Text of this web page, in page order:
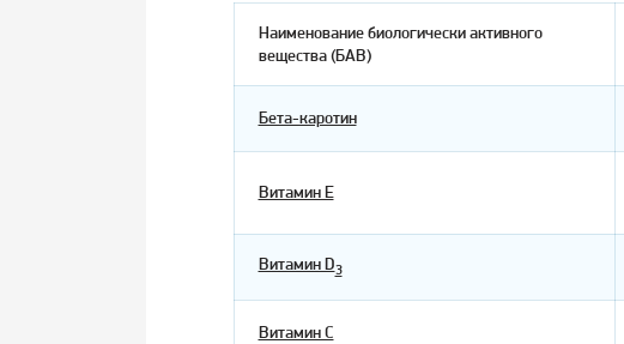
Наименование биологически активного
вещества (БАВ)
Бета-каротин
Витамин Е
Витамин D3
Витамин С